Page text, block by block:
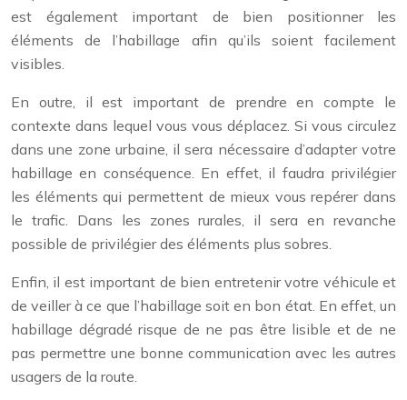
est également important de bien positionner les
éléments de l’habillage afin qu’ils soient facilement
visibles.
En outre, il est important de prendre en compte le
contexte dans lequel vous vous déplacez. Si vous circulez
dans une zone urbaine, il sera nécessaire d’adapter votre
habillage en conséquence. En effet, il faudra privilégier
les éléments qui permettent de mieux vous repérer dans
le trafic. Dans les zones rurales, il sera en revanche
possible de privilégier des éléments plus sobres.
Enfin, il est important de bien entretenir votre véhicule et
de veiller à ce que l’habillage soit en bon état. En effet, un
habillage dégradé risque de ne pas être lisible et de ne
pas permettre une bonne communication avec les autres
usagers de la route.